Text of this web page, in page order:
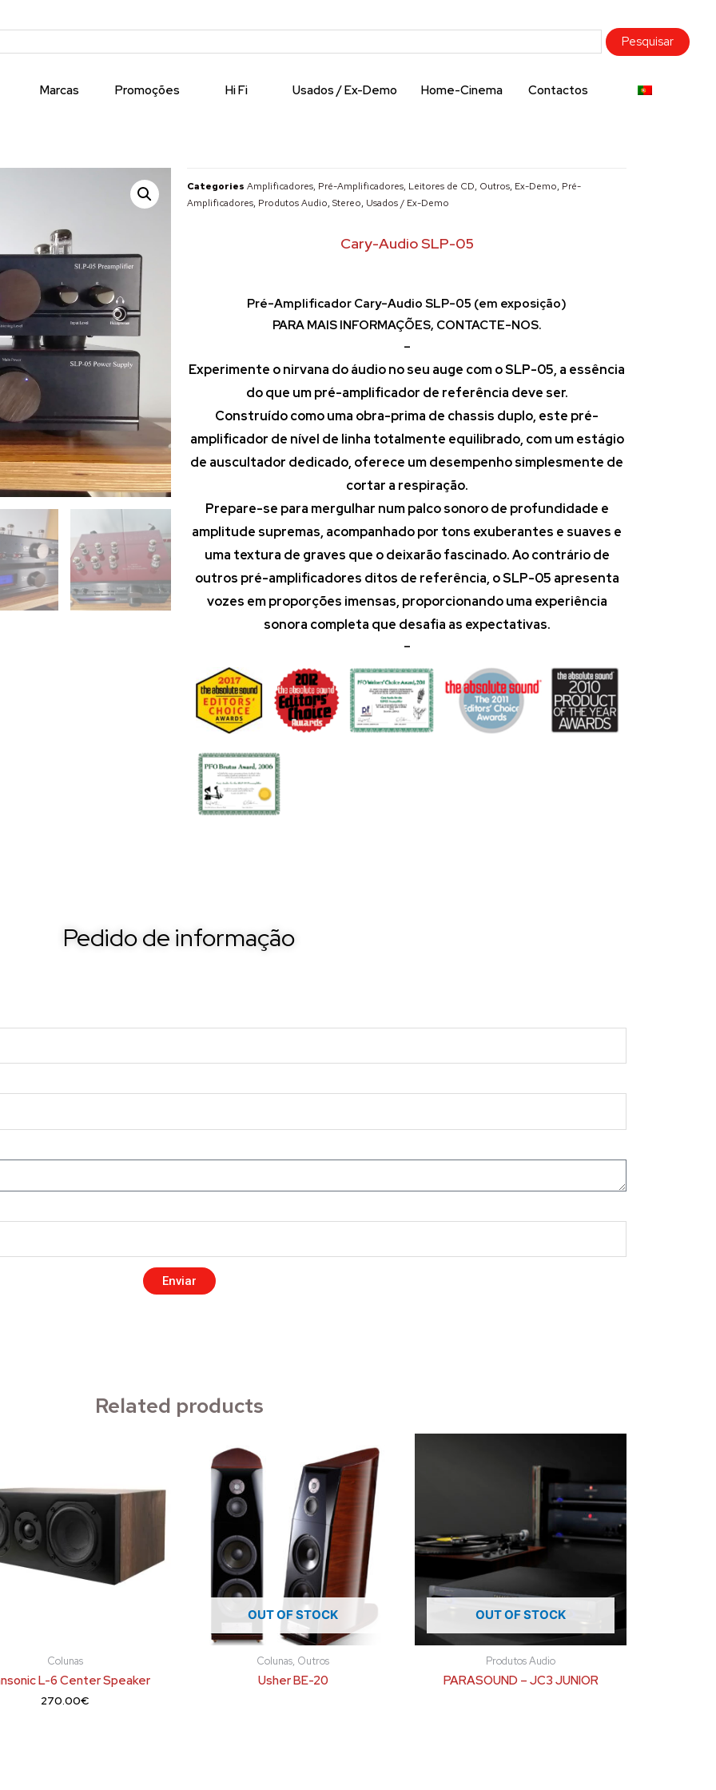
Marcas Promoções Hi Fi Usados / Ex-Demo Home-Cinema Contactos
Categories Amplificadores, Pré-Amplificadores, Leitores de CD, Outros, Ex-Demo, Pré-
Amplificadores, Produtos Audio, Stereo, Usados / Ex-Demo
Cary-Audio SLP-05
Pré-Amplificador Cary-Audio SLP-05 (em exposição)
PARA MAIS INFORMAÇÕES, CONTACTE-NOS.
–
Experimente o nirvana do áudio no seu auge com o SLP-05, a essência
do que um pré-amplificador de referência deve ser.
Construído como uma obra-prima de chassis duplo, este pré-
amplificador de nível de linha totalmente equilibrado, com um estágio
de auscultador dedicado, oferece um desempenho simplesmente de
cortar a respiração.
Prepare-se para mergulhar num palco sonoro de profundidade e
amplitude supremas, acompanhado por tons exuberantes e suaves e
uma textura de graves que o deixarão fascinado.Ao contrário de
outros pré-amplificadores ditos de referência, o SLP-05 apresenta
vozes em proporções imensas, proporcionando uma experiência
sonora completa que desafia as expectativas.
–
Pedido de informação
Enviar
Related products
Colunas
L-6 Center Speaker
270.00€
OUT OF STOCK
Colunas, Outros
Usher BE-20
OUT OF STOCK
Produtos Audio
PARASOUND – JC3 JUNIOR